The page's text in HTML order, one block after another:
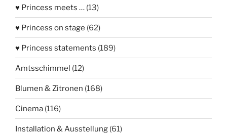
♥ Princess meets … (13)
♥ Princess on stage (62)
♥ Princess statements (189)
Amtsschimmel (12)
Blumen & Zitronen (168)
Cinema (116)
Installation & Ausstellung (61)